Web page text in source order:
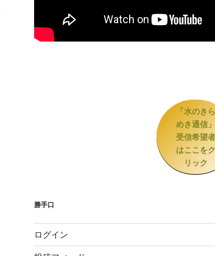
「水のきら
めき通信」
受信希望者
はここをク
リック
勝手口
ログイン